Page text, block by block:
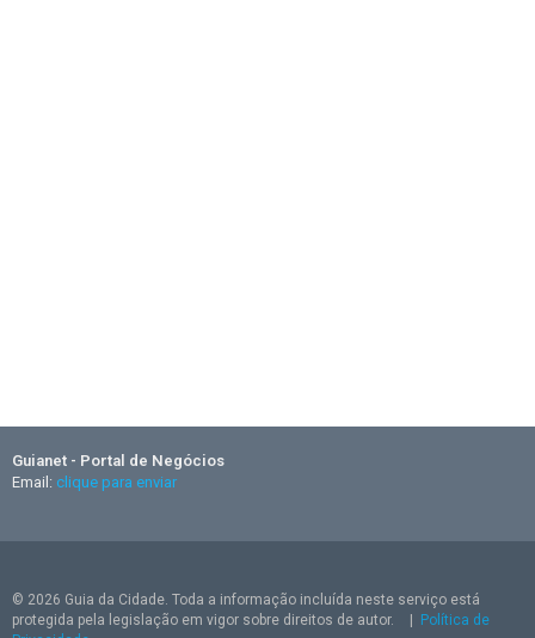
Guianet - Portal de Negócios
Email: clique para enviar
© 2026 Guia da Cidade. Toda a informação incluída neste serviço está
protegida pela legislação em vigor sobre direitos de autor.
Política de